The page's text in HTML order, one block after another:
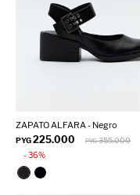
ZAPATO ALFARA - Negro
PYG225.000 PYG 355.000
36